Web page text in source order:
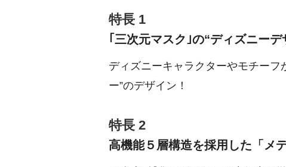
特長 1
｢三次元マスク｣の“ディズニー
ディズニーキャラクターやモチーフ
ー”のデザイン！
特長 2
高機能５層構造を採用した「メ